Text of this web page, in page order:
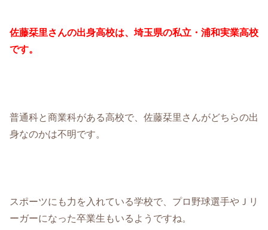
佐藤栞里さんの出身高校は、埼玉県の私立・浦和実業高校
です。
普通科と商業科がある高校で、佐藤栞里さんがどちらの出
身なのかは不明です。
スポーツにも力を入れている学校で、プロ野球選手やＪリ
ーガーになった卒業生もいるようですね。